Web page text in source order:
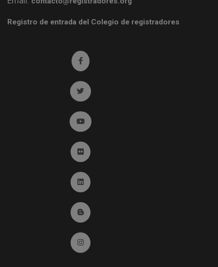
Registro de entrada del Colegio de registradores
Ir a facebook (abre en ventana nueva)
Ir a twitter (abre en ventana nueva)
Ir a YouTube (abre en ventana nueva)
Ir a Flickr (abre en ventana nueva)
Ir a Linkedin (abre en ventana nueva)
Ir al Blog (abre en ventana nueva)
Ir a Instagram (abre en ventana nueva)